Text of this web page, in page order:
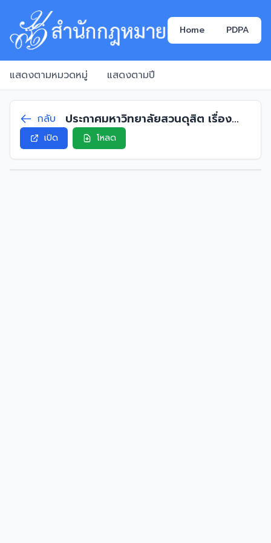
Home PDPA
แสดงตามหมวดหมู่ แสดงตามปี
กลับ
ประกาศมหาวิทยาลัยสวนดุสิต เรื่อง
การเลื่อนเงินเดือนของพนักงาน
มหาวิทยาลัย พ.ศ. 2560
เปิด โหลด